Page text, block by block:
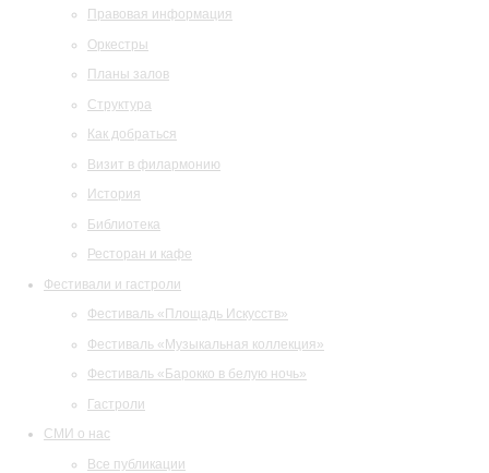
Правовая информация
Оркестры
Планы залов
Структура
Как добраться
Визит в филармонию
История
Библиотека
Ресторан и кафе
Фестивали и гастроли
Фестиваль «Площадь Искусств»
Фестиваль «Музыкальная коллекция»
Фестиваль «Барокко в белую ночь»
Гастроли
СМИ о нас
Все публикации